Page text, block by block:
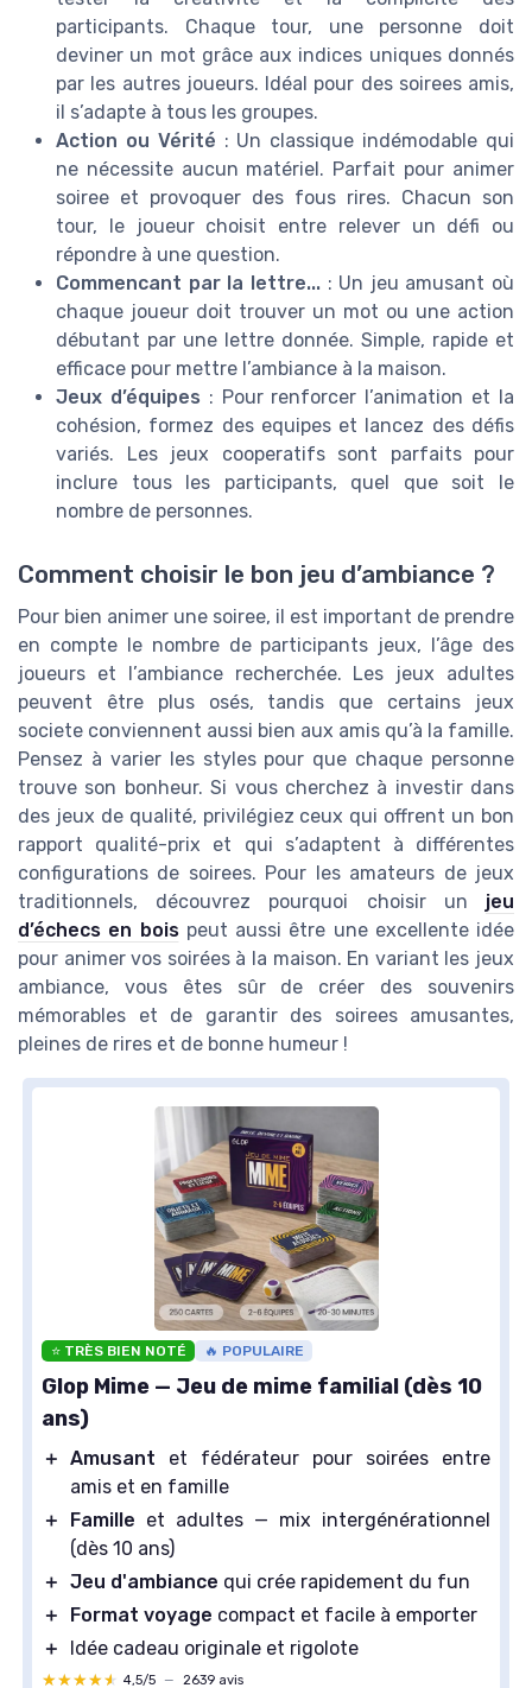
participants. Chaque tour, une personne doit
deviner un mot grâce aux indices uniques donnés
par les autres joueurs. Idéal pour des soirees amis,
il s’adapte à tous les groupes.
Action ou Vérité : Un classique indémodable qui
ne nécessite aucun matériel. Parfait pour animer
soiree et provoquer des fous rires. Chacun son
tour, le joueur choisit entre relever un défi ou
répondre à une question.
Commencant par la lettre...: Un jeu amusant où
chaque joueur doit trouver un mot ou une action
débutant par une lettre donnée. Simple, rapide et
efficace pour mettre l’ambiance à la maison.
Jeux d’équipes : Pour renforcer l’animation et la
cohésion, formez des equipes et lancez des défis
variés. Les jeux cooperatifs sont parfaits pour
inclure tous les participants, quel que soit le
nombre de personnes.
Comment choisir le bon jeu d’ambiance ?
Pour bien animer une soiree, il est important de prendre
en compte le nombre de participants jeux, l’âge des
joueurs et l’ambiance recherchée. Les jeux adultes
peuvent être plus osés, tandis que certains jeux
societe conviennent aussi bien aux amis qu’à la famille.
Pensez à varier les styles pour que chaque personne
trouve son bonheur. Si vous cherchez à investir dans
des jeux de qualité, privilégiez ceux qui offrent un bon
rapport qualité-prix et qui s’adaptent à différentes
configurations de soirees. Pour les amateurs de jeux
traditionnels, découvrez pourquoi choisir un jeu
d’échecs en boispeut aussi être une excellente idée
pour animer vos soirées à la maison. En variant les jeux
ambiance, vous êtes sûr de créer des souvenirs
mémorables et de garantir des soirees amusantes,
pleines de rires et de bonne humeur !
⭐ TRÈS BIEN NOTÉ 🔥 POPULAIRE
Glop Mime — Jeu de mime familial (dès 10
ans)
＋ Amusant et fédérateur pour soirées entre
amis et en famille
＋
Famille et adultes — mix intergénérationnel
(dès 10 ans)
＋ Jeu d'ambiance qui crée rapidement du fun
＋
Format voyage compact et facile à emporter
＋
Idée cadeau originale et rigolote
★★★★★
★★★★★ 4,5/5 — 2639 avis